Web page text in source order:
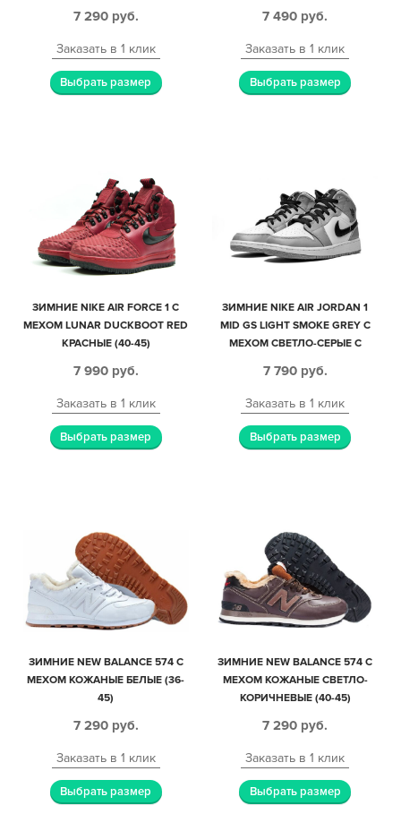
7 290 руб.
Заказать в 1 клик
Выбрать размер
7 490 руб.
Заказать в 1 клик
Выбрать размер
ЗИМНИЕ NIKE AIR FORCE 1 С
МЕХОМ LUNAR DUCKBOOT RED
КРАСНЫЕ (40-45)
7 990 руб.
Заказать в 1 клик
Выбрать размер
ЗИМНИЕ NIKE AIR JORDAN 1
MID GS LIGHT SMOKE GREY С
МЕХОМ СВЕТЛО-СЕРЫЕ С
МУЖСКИЕ-ЖЕНСКИЕ (35-44)
7 790 руб.
Заказать в 1 клик
Выбрать размер
ЗИМНИЕ NEW BALANCE 574 С
МЕХОМ КОЖАНЫЕ БЕЛЫЕ (36-
45)
7 290 руб.
Заказать в 1 клик
Выбрать размер
ЗИМНИЕ NEW BALANCE 574 С
МЕХОМ КОЖАНЫЕ СВЕТЛО-
КОРИЧНЕВЫЕ (40-45)
7 290 руб.
Заказать в 1 клик
Выбрать размер